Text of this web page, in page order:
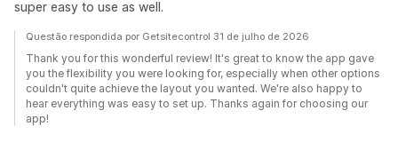
super easy to use as well.
Questão respondida por Getsitecontrol 31 de julho de 2026
Thank you for this wonderful review! It's great to know the app gave
you the flexibility you were looking for, especially when other options
couldn't quite achieve the layout you wanted. We're also happy to
hear everything was easy to set up. Thanks again for choosing our
app!